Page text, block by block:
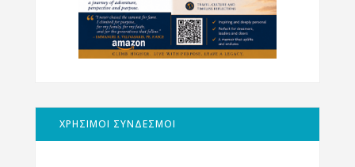
ΧΡΗΣΙΜΟΙ ΣΥΝΔΕΣΜΟΙ